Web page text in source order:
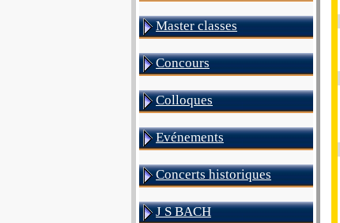
Master classes
Concours
Colloques
Evénements
Concerts historiques
J S BACH